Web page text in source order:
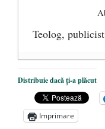
Teolog,
Precizări
Puric şi
Toalete
6 februarie
Distribuie dacă ți-a plăcut
Imprimare